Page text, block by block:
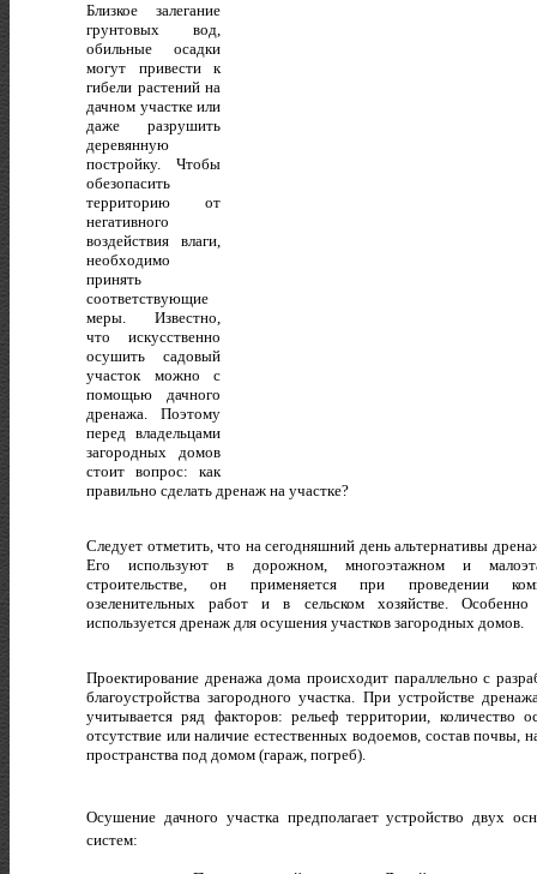
Близкое залегание
грунтовых вод,
обильные осадки
могут привести к
гибели растений на
дачном участке или
даже разрушить
деревянную
постройку. Чтобы
обезопасить
территорию от
негативного
воздействия влаги,
необходимо
принять
соответствующие
меры. Известно,
что искусственно
осушить садовый
участок можно с
помощью дачного
дренажа. Поэтому
перед владельцами
загородных домов
стоит вопрос: как
правильно сделать дренаж на участке?
Следует отметить, что на сегодняшний день альтернативы
Его используют в дорожном, многоэтажном и
строительстве, он применяется при проведении
озеленительных работ и в сельском хозяйстве. Особенно
используется дренаж для осушения участков загородных домов.
Проектирование дренажа дома происходит параллельно с
благоустройства загородного участка. При устройстве
учитывается ряд факторов: рельеф территории, количество
отсутствие или наличие естественных водоемов, состав почвы,
пространства под домом (гараж, погреб).
Осушение дачного участка предполагает устройство двух
систем: